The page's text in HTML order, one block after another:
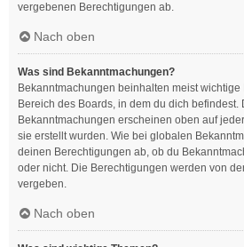
vergebenen Berechtigungen ab.
Nach oben
Was sind Bekanntmachungen?
Bekanntmachungen beinhalten meist
Bereich des Boards, in dem du dich befindest.
Bekanntmachungen erscheinen oben auf
sie erstellt wurden. Wie bei globalen
deinen Berechtigungen ab, ob du
oder nicht. Die Berechtigungen werden von
vergeben.
Nach oben